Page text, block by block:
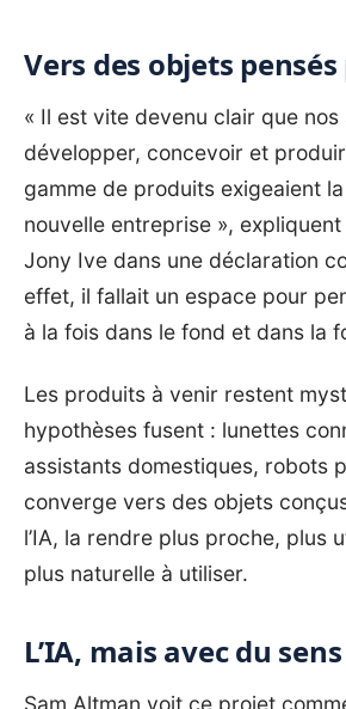
Vers des objets pensés
« Il est vite devenu clair que
développer, concevoir et
gamme de produits exigeaient la
nouvelle entreprise »,
Jony Ive dans une déclaration
effet, il fallait un espace pour
à la fois dans le fond et dans la
Les produits à venir restent
hypothèses fusent : lunettes
assistants domestiques, robots
converge vers des objets
l’IA, la rendre plus proche, plus
plus naturelle à utiliser.
L’IA, mais avec du
Sam Altman voit ce projet